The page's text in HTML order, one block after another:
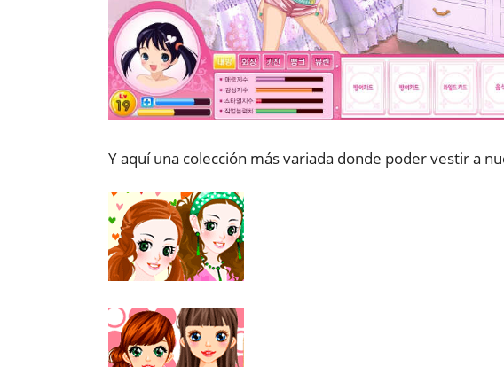
Y aquí una colección más variada donde poder vestir a